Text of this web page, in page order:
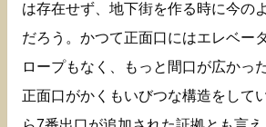
は存在せず、地下街を作る時に今の
だろう。かつて正面口にはエレベー
ロープもなく、もっと間口が広かっ
正面口がかくもいびつな構造をして